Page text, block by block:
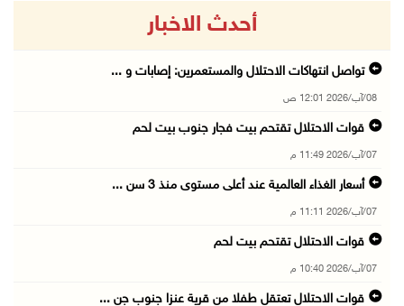
أحدث الاخبار
تواصل انتهاكات الاحتلال والمستعمرين: إصابات و ...
08/آب/2026 12:01 ص
قوات الاحتلال تقتحم بيت فجار جنوب بيت لحم
07/آب/2026 11:49 م
أسعار الغذاء العالمية عند أعلى مستوى منذ 3 سن ...
07/آب/2026 11:11 م
قوات الاحتلال تقتحم بيت لحم
07/آب/2026 10:40 م
قوات الاحتلال تعتقل طفلا من قرية عنزا جنوب جن ...